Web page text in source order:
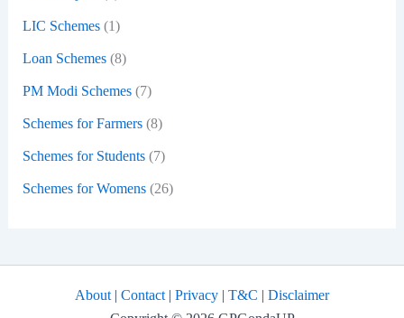
LIC Schemes(1)
Loan Schemes(8)
PM Modi Schemes(7)
Schemes for Farmers(8)
Schemes for Students(7)
Schemes for Womens(26)
About | Contact | Privacy | T&C | Disclaimer